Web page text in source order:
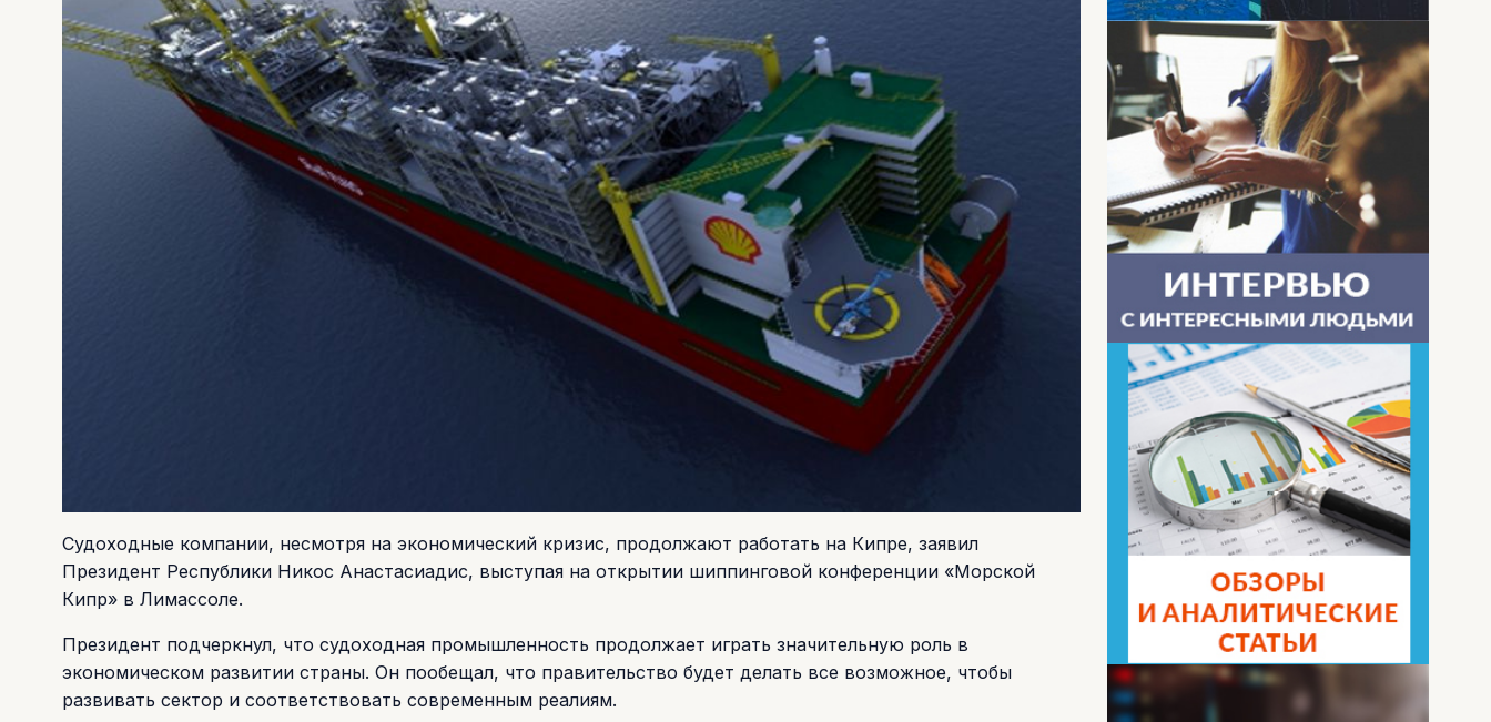
Судоходные компании, несмотря на экономический кризис, продолжают работать на Кипре, заявил
Президент Республики Никос Анастасиадис, выступая на открытии шиппинговой конференции «Морской
Кипр» в Лимассоле.
Президент подчеркнул, что судоходная промышленность продолжает играть значительную роль в
экономическом развитии страны. Он пообещал, что правительство будет делать все возможное, чтобы
развивать сектор и соответствовать современным реалиям.